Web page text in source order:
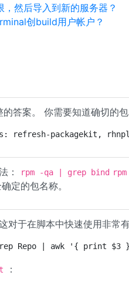
然后导入到新的服务器？
创build用户帐户？
答案。 你需要知道确切的包
refresh-packagekit,
： rpm -qa | grep bind
定的包名称。
对于在脚本中快速使用非常有
grep Repo | awk '{ print $3
：